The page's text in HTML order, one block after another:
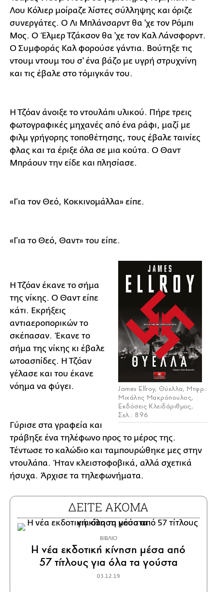
Λου Κόλιερ μοίραζε λίστες σύλληψης και όριζε
συνεργάτες. Ο Λι Μπλάνσαρντ θα 'χε τον Ρόμπι
Μος. Ο Έλμερ Τζάκσον θα 'χε τον Καλ Λάνσφορντ.
Ο Συμφοράς Καλ φορούσε γάντια. Βούτηξε τις
ντουμ ντουμ του σ' ένα βάζο με υγρή στρυχνίνη
και τις έβαλε στο τόμιγκάν του.
Η Τζόαν άνοιξε το ντουλάπι υλικού. Πήρε τρεις
φωτογραφικές μηχανές από ένα ράφι, μαζί με
φιλμ γρήγορης τοποθέτησης, τους έβαλε ταινίες
φλας και τα έριξε όλα σε μια κούτα. Ο Θαντ
Μπράουν την είδε και πλησίασε.
«Για τον Θεό, Κοκκινομάλλα» είπε.
«Για το Θεό, Θαντ» του είπε.
James Ellroy, Θύελλα, Μτφρ.:
Μιχάλης Μακρόπουλος,
Εκδόσεις Κλειδάριθμος,
Σελ.: 896
Η Τζόαν έκανε το σήμα
της νίκης. Ο Θαντ είπε
κάτι. Εκρήξεις
αντιαεροπορικών το
σκέπασαν. Έκανε το
σήμα της νίκης κι έβαλε
ωτοασπίδες. Η Τζόαν
γέλασε και του έκανε
νόημα να φύγει.
Γύρισε στα γραφεία και
τράβηξε ένα τηλέφωνο προς το μέρος της.
Τέντωσε το καλώδιο και ταμπουρώθηκε μες στην
ντουλάπα. Ήταν κλειστοφοβικά, αλλά σχετικά
ήσυχα. Άρχισε τα τηλεφωνήματα.
ΔΕΙΤΕ ΑΚΟΜΑ
ΒΙΒΛΙΟ
Η νέα εκδοτική κίνηση μέσα από
57 τίτλους για όλα τα γούστα
03.12.19